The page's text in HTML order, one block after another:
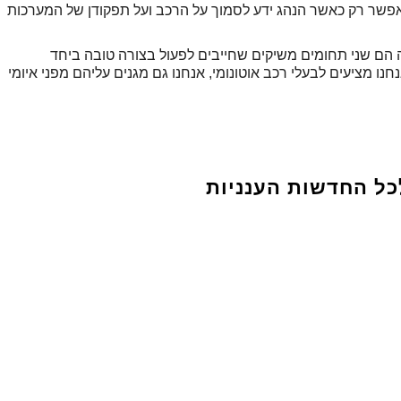
רק כאשר הנהג ידע לסמוך על הרכב ועל תפקודן של המערכות
הם שני תחומים משיקים שחייבים לפעול בצורה טובה ביחד
מציעים לבעלי רכב אוטונומי, אנחנו גם מגנים עליהם מפני איומי
החדשות הענניות